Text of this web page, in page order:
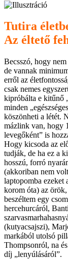
Tutira
Az éltető
Becsszó, hogy
de vannak
erről az
csak nemes
kipróbálta e kitűnő
minden
köszönheti a létét.
mázlink van, hogy
levegőként” is
Hogy kicsoda az
tudják, de ha ez a
hosszú, forró
(akkoriban nem
laptopomba ezeket
korom óta) az
beszéltem egy
hercehurcáról,
(kutyacsajszi),
markából utolsó
Thompsonról, na
díj „lenyúlásáról”.